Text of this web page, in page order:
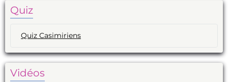
Quiz
Quiz Casimiriens
Vidéos